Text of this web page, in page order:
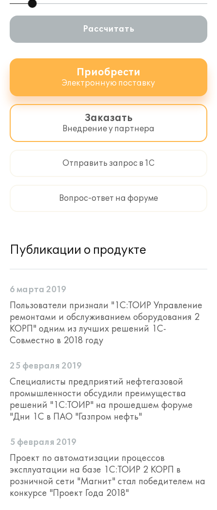
Рассчитать
Приобрести
Электронную поставку
Заказать
Внедрение у партнера
Отправить запрос в 1С
Вопрос-ответ на форуме
Публикации о продукте
6 марта 2019
Пользователи признали "1С:ТОИР Управление
ремонтами и обслуживанием оборудования 2
КОРП" одним из лучших решений 1С-
Совместно в 2018 году
25 февраля 2019
Специалисты предприятий нефтегазовой
промышленности обсудили преимущества
решений "1С:ТОИР" на прошедшем форуме
"Дни 1С в ПАО "Газпром нефть"
5 февраля 2019
Проект по автоматизации процессов
эксплуатации на базе 1С:ТОИР 2 КОРП в
розничной сети "Магнит" стал победителем на
конкурсе "Проект Года 2018"